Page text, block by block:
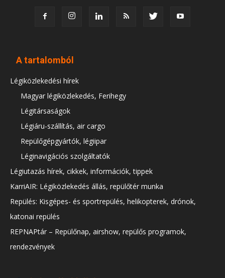
A tartalomból
Légiközlekedési hírek
Magyar légiközlekedés, Ferihegy
Légitársaságok
Légiáru-szállítás, air cargo
Repülőgépgyártók, légiipar
Léginavigációs szolgáltatók
Légiutazás hírek, cikkek, információk, tippek
KarriAIR: Légiközlekedés állás, repülőtér munka
Repülés: Kisgépes- és sportrepülés, helikopterek, drónok,
katonai repülés
REPNAPtár – Repülőnap, airshow, repülős programok,
rendezvények